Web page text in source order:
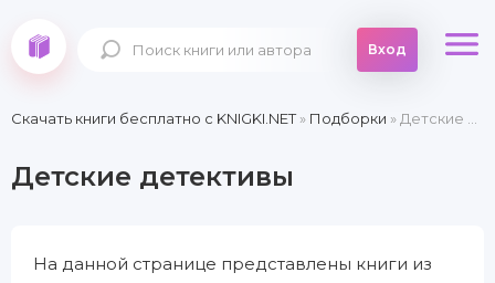
Вход
Скачать книги бесплатно c KNIGKI.NET» Подборки » Детские детективы
Детские детективы
На данной странице представлены книги из